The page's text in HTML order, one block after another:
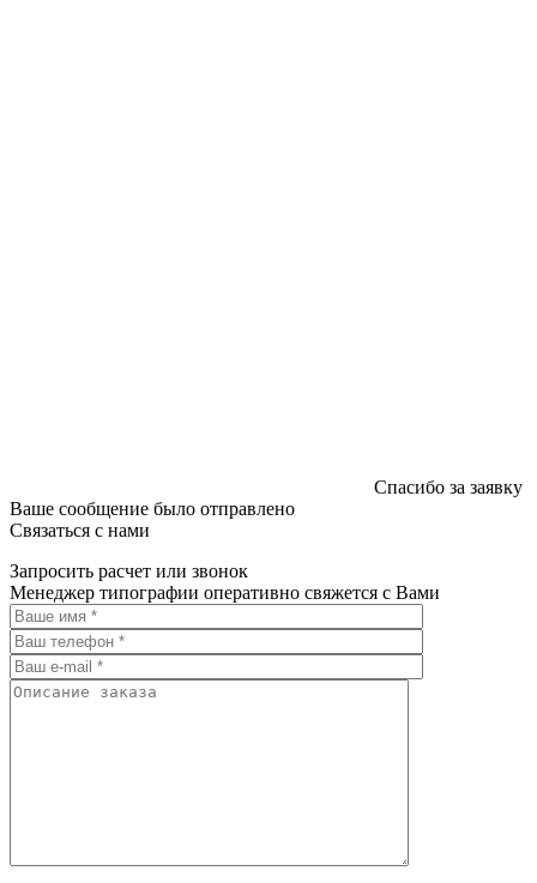
Спасибо за заявку
Ваше сообщение было отправлено
Связаться с нами
Запросить расчет или звонок
Менеджер типографии оперативно свяжется с Вами